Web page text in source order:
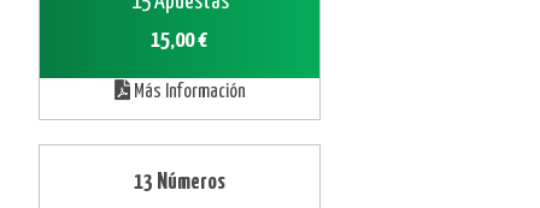
15,00 €
Más Información
13 Números